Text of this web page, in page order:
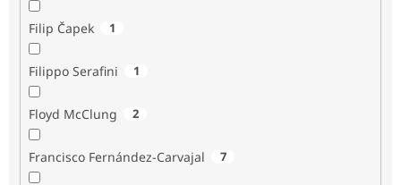
Filip Čapek 1
Filippo Serafini 1
Floyd McClung 2
Francisco Fernández-Carvajal 7